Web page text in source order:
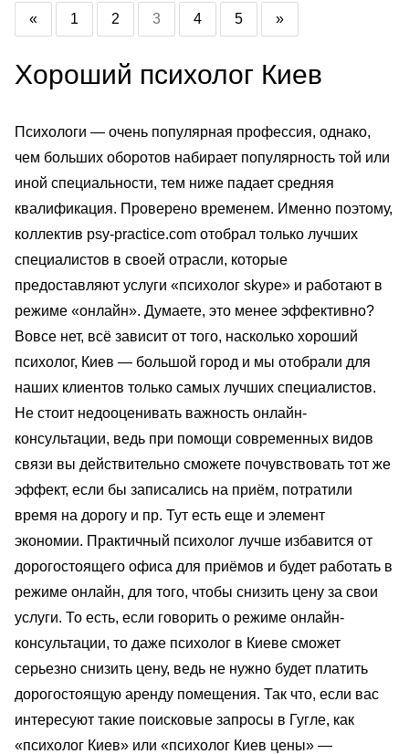
« 1 2 3 4 5 »
Хороший психолог Киев
Психологи — очень популярная профессия, однако,
чем больших оборотов набирает популярность той или
иной специальности, тем ниже падает средняя
квалификация. Проверено временем. Именно поэтому,
коллектив psy-practice.com отобрал только лучших
специалистов в своей отрасли, которые
предоставляют услуги «психолог skype» и работают в
режиме «онлайн». Думаете, это менее эффективно?
Вовсе нет, всё зависит от того, насколько хороший
психолог, Киев — большой город и мы отобрали для
наших клиентов только самых лучших специалистов.
Не стоит недооценивать важность онлайн-
консультации, ведь при помощи современных видов
связи вы действительно сможете почувствовать тот же
эффект, если бы записались на приём, потратили
время на дорогу и пр. Тут есть еще и элемент
экономии. Практичный психолог лучше избавится от
дорогостоящего офиса для приёмов и будет работать в
режиме онлайн, для того, чтобы снизить цену за свои
услуги. То есть, если говорить о режиме онлайн-
консультации, то даже психолог в Киеве сможет
серьезно снизить цену, ведь не нужно будет платить
дорогостоящую аренду помещения. Так что, если вас
интересуют такие поисковые запросы в Гугле, как
«психолог Киев» или «психолог Киев цены» —